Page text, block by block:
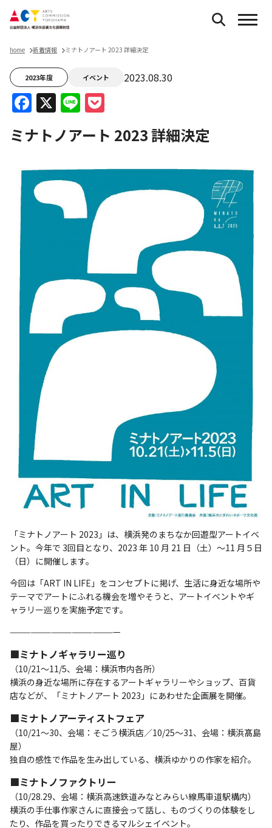
home 新着情報 ミナトノアート 2023 詳細決定
2023年度 イベント 2023.08.30
Facebook
X Line
ミナトノアート 2023 詳細決定
「ミナトノアート 2023」は、横浜発のまちなか回遊型アートイベ
ント。今年で 3回目となり、2023 年 10 ⽉ 21 ⽇（⼟）〜11 ⽉５⽇
（⽇）に開催します。
今回は「ART IN LIFE」をコンセプトに掲げ、生活に身近な場所や
テーマでアートにふれる機会を増やそうと、アートイベントやギ
ャラリー巡りを実施予定です。
————————————————
■ミナトノギャラリー巡り
（10/21〜11/5、会場：横浜市内各所）
横浜の⾝近な場所に存在するアートギャラリーやショップ、百貨
店などが、「ミナトノアート 2023」にあわせた企画展を開催。
■ミナトノアーティストフェア
（10/21～30、会場：そごう横浜店／10/25〜31、会場：横浜髙島
屋）
独⾃の感性で作品を⽣み出している、横浜ゆかりの作家を紹介。
■ミナトノファクトリー
（10/28.29、会場：横浜⾼速鉄道みなとみらい線⾺⾞道駅構内）
横浜の手仕事作家さんに直接会って話し、ものづくりの体験をし
たり、作品を買ったりできるマルシェイベント。